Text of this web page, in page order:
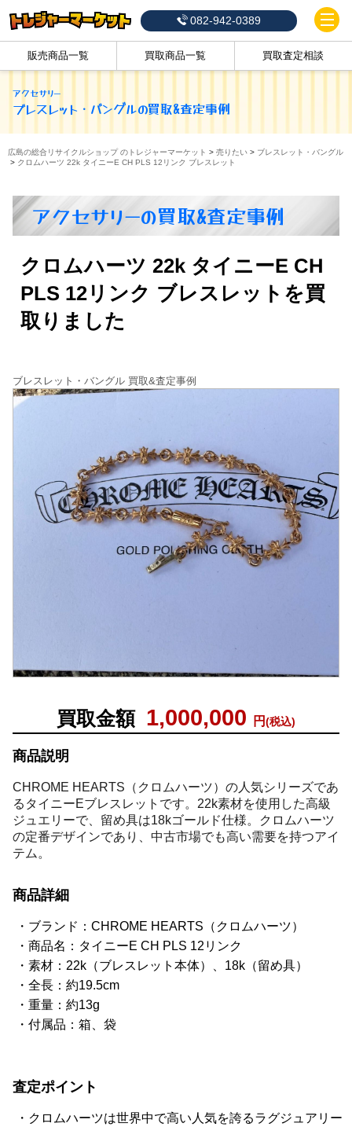
082-942-0389
販売商品一覧 買取商品一覧 買取査定相談
アクセサリー
ブレスレット・バングルの買取&査定事例
広島の総合リサイクルショップ のトレジャーマーケット > 売りたい > ブレスレット・バングル
> クロムハーツ 22k タイニーE CH PLS 12リンク ブレスレット
アクセサリーの買取&査定事例
クロムハーツ 22k タイニーE CH
PLS 12リンク ブレスレットを買
取りました
買取金額 1,000,000 円(税込)
商品説明
CHROME HEARTS（クロムハーツ）の人気シリーズであ
るタイニーEブレスレットです。22k素材を使用した高級
ジュエリーで、留め具は18kゴールド仕様。クロムハーツ
の定番デザインであり、中古市場でも高い需要を持つアイ
テム。
商品詳細
ブランド：CHROME HEARTS（クロムハーツ）
商品名：タイニーE CH PLS 12リンク
素材：22k（ブレスレット本体）、18k（留め具）
全長：約19.5cm
重量：約13g
付属品：箱、袋
査定ポイント
クロムハーツは世界中で高い人気を誇るラグジュアリー
ブレスレット・バングル 買取&査定事例